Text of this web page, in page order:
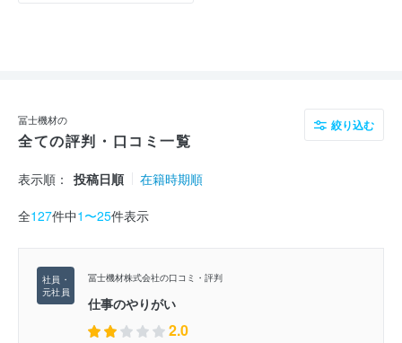
冨士機材の
全ての評判・口コミ一覧
絞り込む
表示順： 投稿日順 在籍時期順
全127件中1〜25件表示
冨士機材株式会社の口コミ・評判
仕事のやりがい
2.0